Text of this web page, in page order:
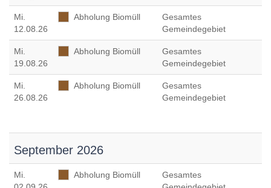
springen,
Accesskey
Mi.
12.08.26
Abholung Biomüll
Gesamtes
Gemeindegebiet
Mi.
19.08.26
Abholung Biomüll
Gesamtes
Gemeindegebiet
Mi.
26.08.26
Abholung Biomüll
Gesamtes
Gemeindegebiet
September 2026
Mi.
Abholung Biomüll
Gesamtes